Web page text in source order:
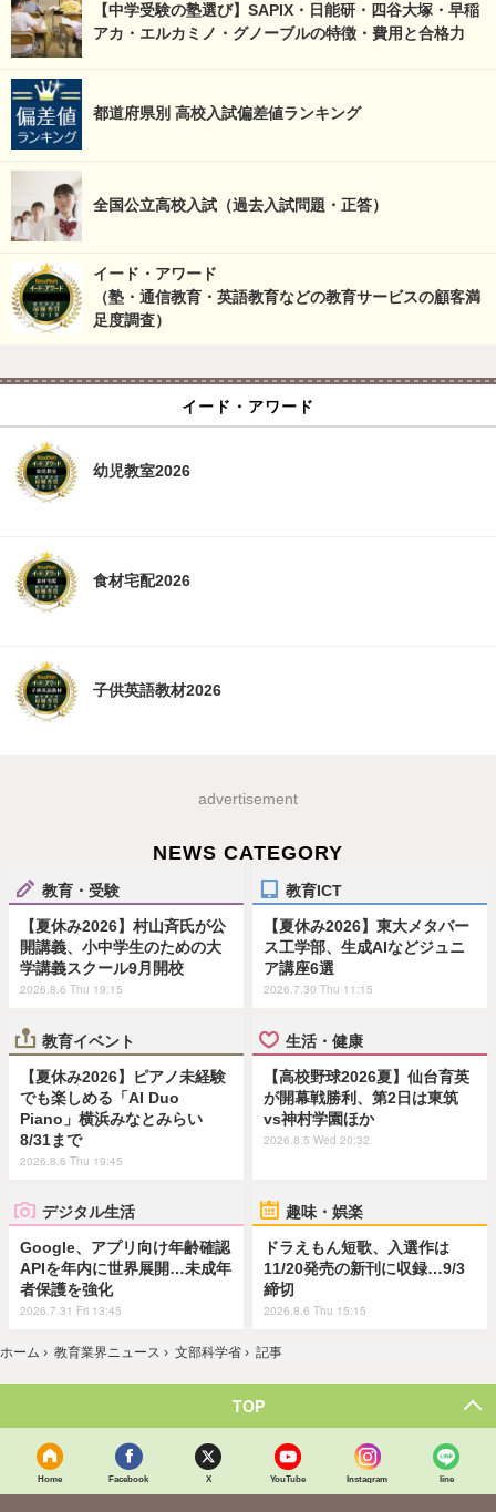
【中学受験の塾選び】SAPIX・日能研・四谷大塚・早稲
アカ・エルカミノ・グノーブルの特徴・費用と合格力
都道府県別 高校入試偏差値ランキング
全国公立高校入試（過去入試問題・正答）
イード・アワード
（塾・通信教育・英語教育などの教育サービスの顧客満
足度調査）
イード・アワード
幼児教室2026
食材宅配2026
子供英語教材2026
advertisement
NEWS CATEGORY
教育・受験
【夏休み2026】村山斉氏が公
開講義、小中学生のための大
学講義スクール9月開校
2026.8.6 Thu 19:15
教育ICT
【夏休み2026】東大メタバー
ス工学部、生成AIなどジュニ
ア講座6選
2026.7.30 Thu 11:15
教育イベント
【夏休み2026】ピアノ未経験
でも楽しめる「AI Duo
Piano」横浜みなとみらい
8/31まで
2026.8.6 Thu 19:45
生活・健康
【高校野球2026夏】仙台育英
が開幕戦勝利、第2日は東筑
vs神村学園ほか
2026.8.5 Wed 20:32
デジタル生活
Google、アプリ向け年齢確認
APIを年内に世界展開…未成年
者保護を強化
2026.7.31 Fri 13:45
趣味・娯楽
ドラえもん短歌、入選作は
11/20発売の新刊に収録…9/3
締切
2026.8.6 Thu 15:15
ホーム › 教育業界ニュース › 文部科学省 › 記事
TOP
Home Facebook X YouTube Instagram line